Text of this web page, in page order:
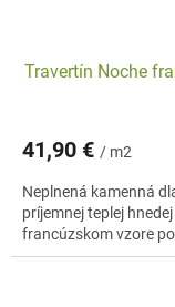
Travertín Noche
41,90 € / m2
Neplnená kamenná
príjemnej teplej
francúzskom vzore